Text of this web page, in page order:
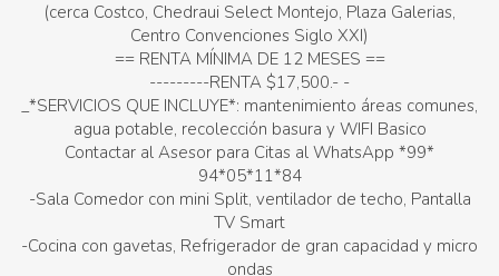
(cerca Costco, Chedraui Select Montejo, Plaza Galerias,
Centro Convenciones Siglo XXI)
== RENTA MÍNIMA DE 12 MESES ==
---------RENTA $17,500.- -
_*SERVICIOS QUE INCLUYE*: mantenimiento áreas comunes,
agua potable, recolección basura y WIFI Basico
Contactar al Asesor para Citas al WhatsApp *99*
94*05*11*84
-Sala Comedor con mini Split, ventilador de techo, Pantalla
TV Smart
-Cocina con gavetas, Refrigerador de gran capacidad y micro
ondas